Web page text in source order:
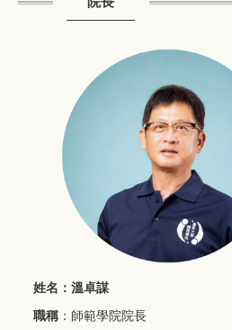
姓名：溫卓謀
職稱 ：師範學院院長